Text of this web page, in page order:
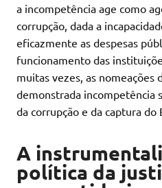
a incompetência age como
corrupção, dada a
eficazmente as despesas
funcionamento das
muitas vezes, as nomeações
demonstrada incompetência
da corrupção e da captura do
A
política da